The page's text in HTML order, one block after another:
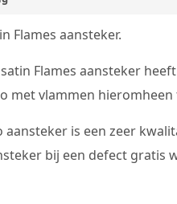
Flames aansteker.
Flames aansteker
met vlammen hieromheen
aansteker is een zeer
bij een defect gratis